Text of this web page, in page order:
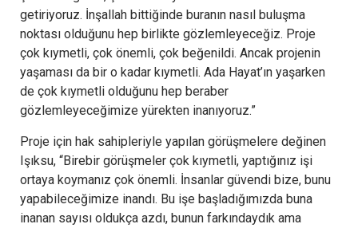
getiriyoruz. İnşallah bittiğinde buranın nasıl buluşma
noktası olduğunu hep birlikte gözlemleyeceğiz. Proje
çok kıymetli, çok önemli, çok beğenildi. Ancak projenin
yaşaması da bir o kadar kıymetli. Ada Hayat’ın yaşarken
de çok kıymetli olduğunu hep beraber
gözlemleyeceğimize yürekten inanıyoruz.”
Proje için hak sahipleriyle yapılan görüşmelere değinen
Işıksu, “Birebir görüşmeler çok kıymetli, yaptığınız işi
ortaya koymanız çok önemli. İnsanlar güvendi bize, bunu
yapabileceğimize inandı. Bu işe başladığımızda buna
inanan sayısı oldukça azdı, bunun farkındaydık ama